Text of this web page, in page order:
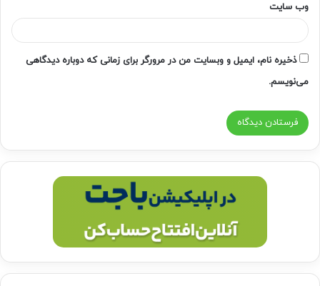
وب‌ سایت
ذخیره نام، ایمیل و وبسایت من در مرورگر برای زمانی که دوباره دیدگاهی
می‌نویسم.